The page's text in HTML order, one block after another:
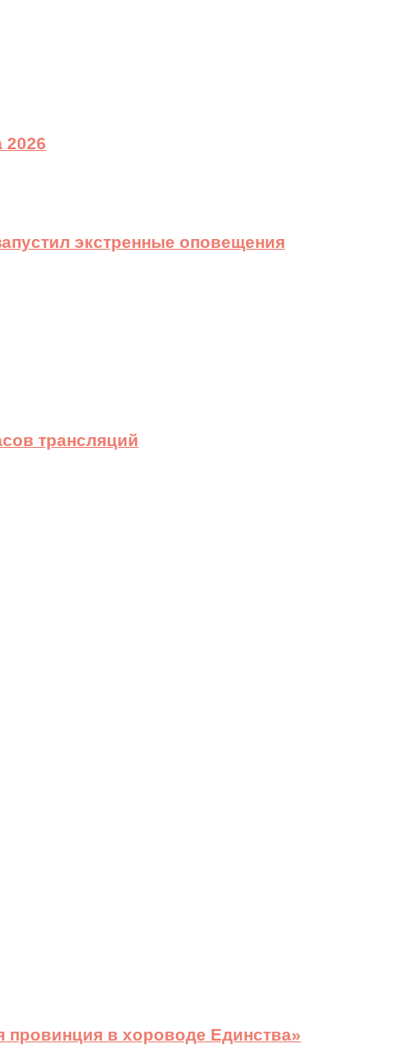
2026
экстренные оповещения
трансляций
в хороводе Единства»